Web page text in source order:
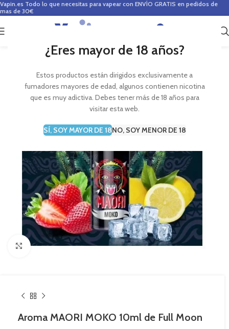
¿Eres mayor de 18 años?
Estos productos están dirigidos exclusivamente a
fumadores mayores de edad, algunos contienen nicotina
que es muy adictiva. Debes tener más de 18 años para
visitar esta web.
SÍ, SOY MAYOR DE 18NO, SOY MENOR DE 18
Vapin.es Todo lo que necesitas para vapear con ENVÍO GRATIS en pedidos de
mas de 30€
0
Haga Click para agrandar
Aroma MAORI MOKO 10ml de Full Moon